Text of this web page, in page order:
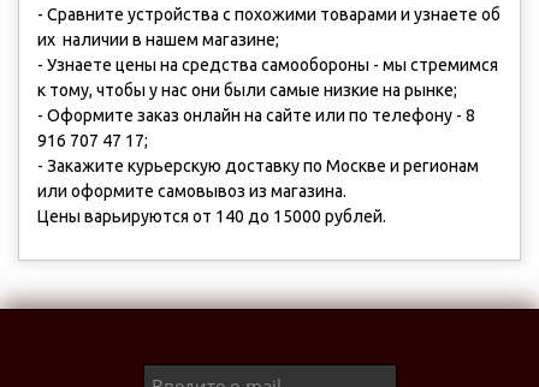
- Сравните устройства с похожими товарами и узнаете об
их наличии в нашем магазине;
- Узнаете цены на средства самообороны - мы стремимся
к тому, чтобы у нас они были самые низкие на рынке;
- Оформите заказ онлайн на сайте или по телефону - 8
916 707 47 17;
- Закажите курьерскую доставку по Москве и регионам
или оформите самовывоз из магазина.
Цены варьируются от 140 до 15000 рублей.